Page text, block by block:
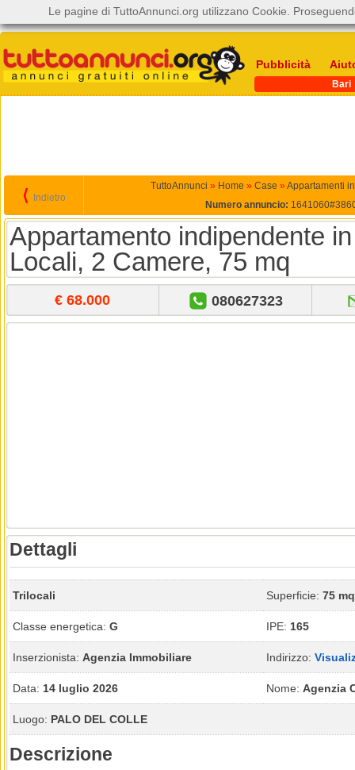
Pubblicità
Bari
⟨ Indietro
TuttoAnnunci » Home » Case » Appartamenti
Numero annuncio:
Appartamento indipendente
Locali, 2 Camere, 75 mq
€ 68.000 080627323
Dettagli
Trilocali Superficie: 75 mq
Classe energetica: G IPE: 165
Inserzionista: Agenzia Immobiliare Indirizzo:
Data: 14 luglio 2026 Nome: Agenzia
Luogo: PALO DEL COLLE
Descrizione
Le pagine di TuttoAnnunci.org utilizzano Cookie.